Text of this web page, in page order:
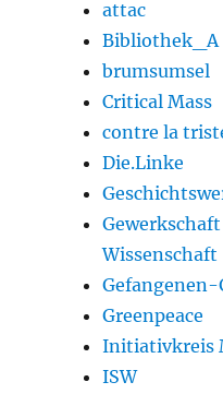
attac
Bibliothek_A
brumsumsel
Critical Mass
contre la
Die.Linke
Wissenschaft
Gefangenen-
Greenpeace
Initiativkreis
ISW